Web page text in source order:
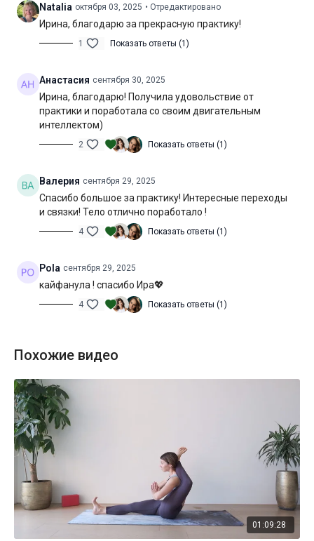
Инстаграм Ирины:@iramurira
Желаю вам продуктивной практики!
Уровень подготовки:продвинутый (С)
проработка всего тела с акцентом на укрепление
мышц-сгибателей бедра
Специфика:динамическая практика в стиле виньяса-флоу
Нагрузка:средняя
Оборудование:не потребуется
Продолжительность:60 мин. (включая шавасану)
Natalia октября 03, 2025 • Отредактировано
Ирина, благодарю за прекрасную практику!
1 Показать ответы (1)
Анастасия сентября 30, 2025
Ирина, благодарю! Получила удовольствие от
практики и поработала со своим двигательным
интеллектом)
2 Показать ответы (1)
Валерия сентября 29, 2025
Спасибо большое за практику! Интересные переходы
и связки! Тело отлично поработало !
4 Показать ответы (1)
Pola сентября 29, 2025
кайфанула ! спасибо Ира💖
4 Показать ответы (1)
Похожие видео
01:09:28